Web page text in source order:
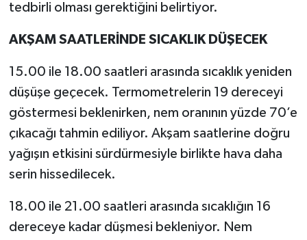
tedbirli olması gerektiğini belirtiyor.
AKŞAM SAATLERİNDE SICAKLIK DÜŞECEK
15.00 ile 18.00 saatleri arasında sıcaklık yeniden
düşüşe geçecek. Termometrelerin 19 dereceyi
göstermesi beklenirken, nem oranının yüzde 70’e
çıkacağı tahmin ediliyor. Akşam saatlerine doğru
yağışın etkisini sürdürmesiyle birlikte hava daha
serin hissedilecek.
18.00 ile 21.00 saatleri arasında sıcaklığın 16
dereceye kadar düşmesi bekleniyor. Nem